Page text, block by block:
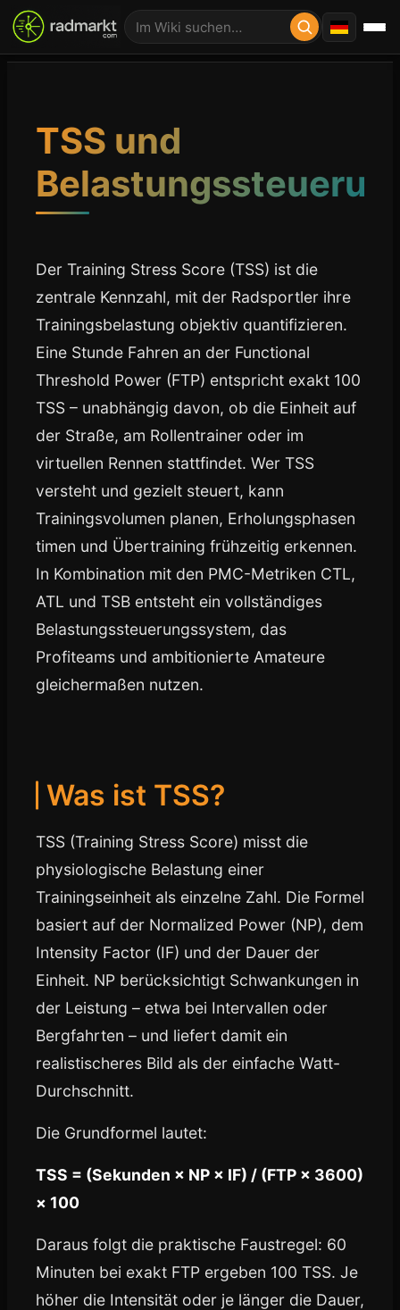
TSS und
Der Training Stress Score (TSS) ist die
zentrale Kennzahl, mit der Radsportler ihre
Trainingsbelastung objektiv quantifizieren.
Eine Stunde Fahren an der Functional
Threshold Power (FTP) entspricht exakt 100
TSS – unabhängig davon, ob die Einheit auf
der Straße, am Rollentrainer oder im
virtuellen Rennen stattfindet. Wer TSS
versteht und gezielt steuert, kann
Trainingsvolumen planen, Erholungsphasen
timen und Übertraining frühzeitig erkennen.
In Kombination mit den PMC-Metriken CTL,
ATL und TSB entsteht ein vollständiges
Belastungssteuerungssystem, das
Profiteams und ambitionierte Amateure
gleichermaßen nutzen.
Was ist TSS?
TSS (Training Stress Score) misst die
physiologische Belastung einer
Trainingseinheit als einzelne Zahl. Die Formel
basiert auf der Normalized Power (NP), dem
Intensity Factor (IF) und der Dauer der
Einheit. NP berücksichtigt Schwankungen in
der Leistung – etwa bei Intervallen oder
Bergfahrten – und liefert damit ein
realistischeres Bild als der einfache Watt-
Durchschnitt.
Die Grundformel lautet:
TSS = (Sekunden × NP × IF) / (FTP × 3600)
× 100
Daraus folgt die praktische Faustregel: 60
Minuten bei exakt FTP ergeben 100 TSS. Je
höher die Intensität oder je länger die Dauer,